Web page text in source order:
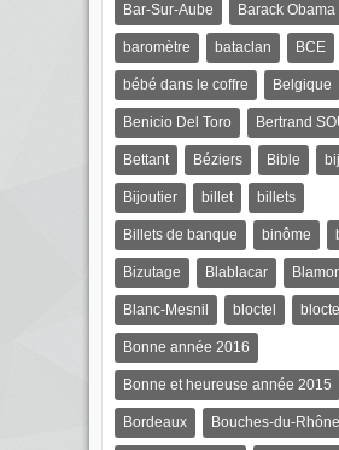
Bar-Sur-Aube Barack Obama
baromètre bataclan BCE
bébé dans le coffre Belgique
Benicio Del Toro Bertrand
Bettant Béziers Bible
Bijoutier billet billets
Billets de banque binôme
Bizutage Blablacar
Blanc-Mesnil bloctel
Bonne année 2016
Bonne et heureuse année 2015
Bordeaux Bouches-du-Rhône